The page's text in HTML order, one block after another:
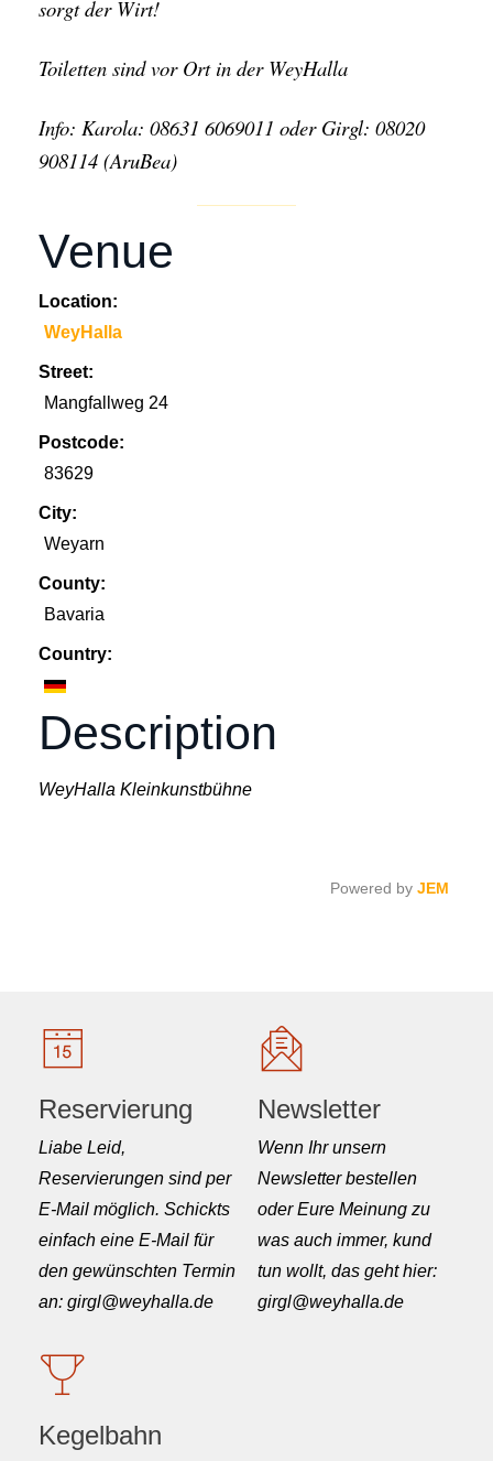
sorgt der Wirt!
Toiletten sind vor Ort in der WeyHalla
Info: Karola: 08631 6069011 oder Girgl: 08020
908114 (AruBea)
Venue
Location:
WeyHalla
Street:
Mangfallweg 24
Postcode:
83629
City:
Weyarn
County:
Bavaria
Country:
Description
WeyHalla Kleinkunstbühne
Powered by JEM
Reservierung
Liabe Leid,
Reservierungen sind per
E-Mail möglich. Schickts
einfach eine E-Mail für
den gewünschten Termin
an: girgl@weyhalla.de
Newsletter
Wenn Ihr unsern
Newsletter bestellen
oder Eure Meinung zu
was auch immer, kund
tun wollt, das geht hier:
girgl@weyhalla.de
Kegelbahn